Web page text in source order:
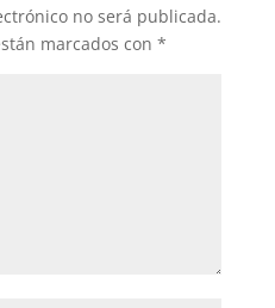
no será publicada.
marcados con *